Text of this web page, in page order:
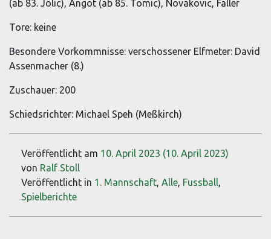
(ab 83. Jolic), Angot (ab 85. Tomic), Novakovic, Faller
Tore: keine
Besondere Vorkommnisse: verschossener Elfmeter: David
Assenmacher (8.)
Zuschauer: 200
Schiedsrichter: Michael Speh (Meßkirch)
Veröffentlicht am 10. April 2023 (10. April 2023)
von Ralf Stoll
Veröffentlicht in 1. Mannschaft, Alle, Fussball,
Spielberichte